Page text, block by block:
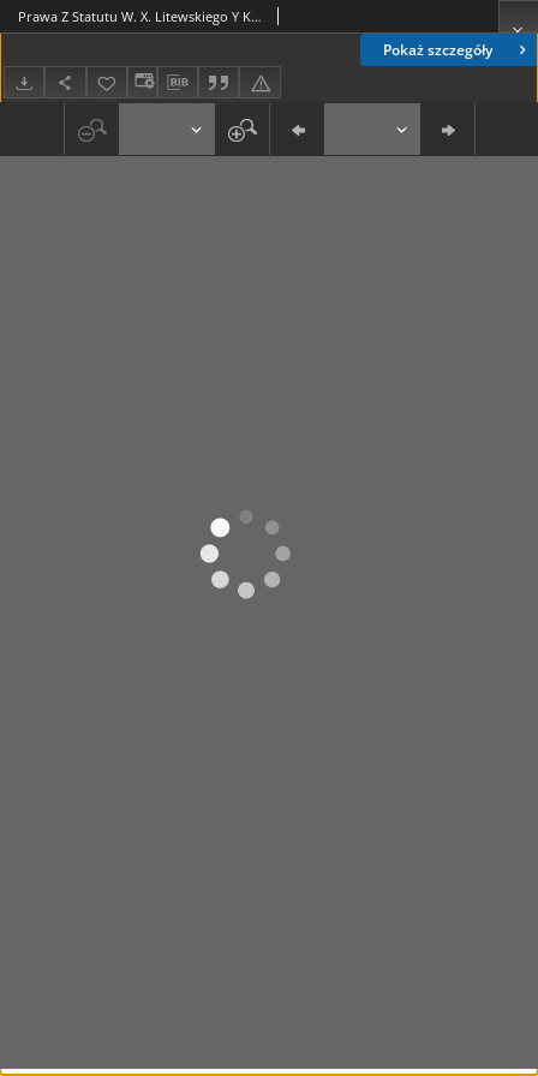
Pokaż szczegóły
Prawa Z Statutu W. X. Litewskiego Y Konstytucyi, Dla Wygody Pilnuiących Z Urzędu Albo Potrzeby Sądów Y Dla Innych Obywatelów Koronnych Y Litewskich Wiadomości porządnie podług alfabetu zebrane [...]